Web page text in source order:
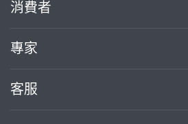
消費者
專家
客服